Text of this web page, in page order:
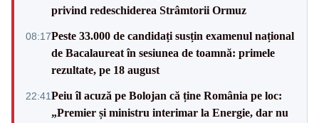
privind redeschiderea Strâmtorii Ormuz
08:17Peste 33.000 de candidați susțin examenul național
de Bacalaureat în sesiunea de toamnă: primele
rezultate, pe 18 august
22:41Peiu îl acuză pe Bolojan că ține România pe loc:
„Premier și ministru interimar la Energie, dar nu